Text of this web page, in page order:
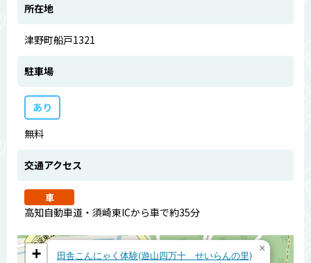
所在地
津野町船戸1321
駐車場
あり
無料
交通アクセス
車
高知自動車道・須崎東ICから車で約35分
田舎こんにゃく体験(遊山四万十 せいらんの里)
×
+